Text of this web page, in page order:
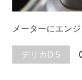
メーターにエン
デリカD:5